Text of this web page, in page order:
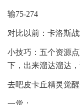
输75-274
对比以前：卡洛斯
小技巧：五个资源
下，出来溜达溜达
去吧皮卡丘精灵觉